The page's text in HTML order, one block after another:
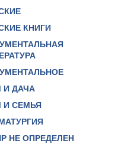
КНИГИ
И ДАЧА
И СЕМЬЯ
НЕ ОПРЕДЕЛЕН